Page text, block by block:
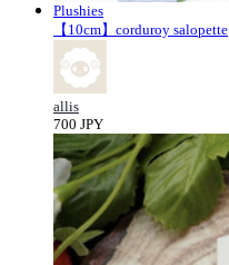
Plushies
【10cm】corduroy salopette
allis
700 JPY